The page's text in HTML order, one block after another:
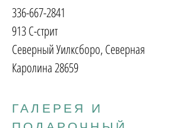
336-667-2841
913 С-стрит
Северный Уилксборо, Северная
Каролина 28659
ГАЛЕРЕЯ И